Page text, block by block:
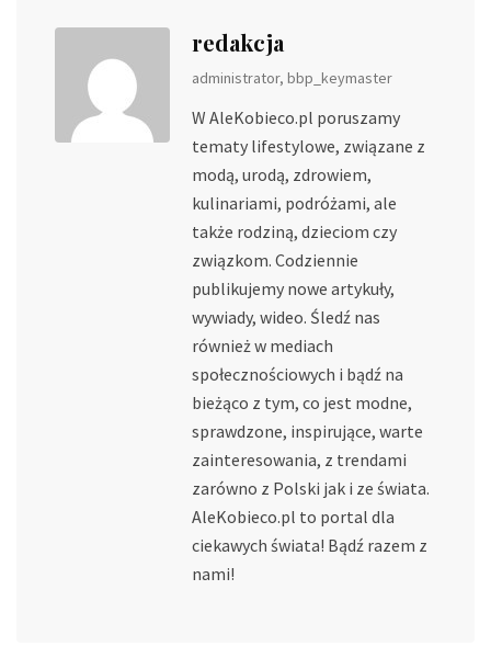
redakcja
administrator, bbp_keymaster
W AleKobieco.pl poruszamy
tematy lifestylowe, związane z
modą, urodą, zdrowiem,
kulinariami, podróżami, ale
także rodziną, dzieciom czy
związkom. Codziennie
publikujemy nowe artykuły,
wywiady, wideo. Śledź nas
również w mediach
społecznościowych i bądź na
bieżąco z tym, co jest modne,
sprawdzone, inspirujące, warte
zainteresowania, z trendami
zarówno z Polski jak i ze świata.
AleKobieco.pl to portal dla
ciekawych świata! Bądź razem z
nami!